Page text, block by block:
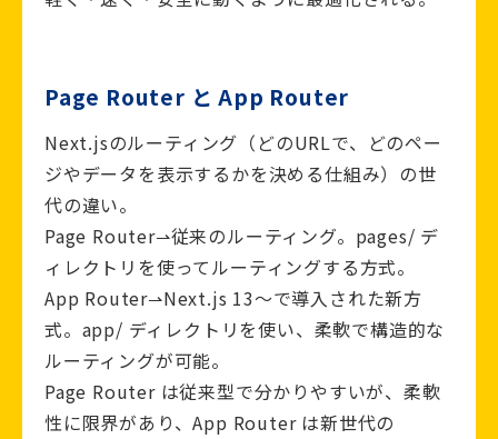
Page Router と App Router
Next.jsのルーティング（どのURLで、どのペー
ジやデータを表示するかを決める仕組み）の世
代の違い。
Page Router⇀従来のルーティング。pages/ デ
ィレクトリを使ってルーティングする方式。
App Router⇀Next.js 13〜で導入された新方
式。app/ ディレクトリを使い、柔軟で構造的な
ルーティングが可能。
Page Router は従来型で分かりやすいが、柔軟
性に限界があり、App Router は新世代の